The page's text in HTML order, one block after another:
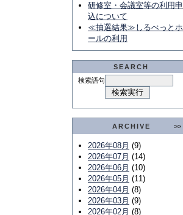
研修室・会議室等の利用申
込について
≪抽選結果≫しるべっとホ
ールの利用
SEARCH
検索語句
ARCHIVE >>
2026年08月 (9)
2026年07月 (14)
2026年06月 (10)
2026年05月 (11)
2026年04月 (8)
2026年03月 (9)
2026年02月 (8)